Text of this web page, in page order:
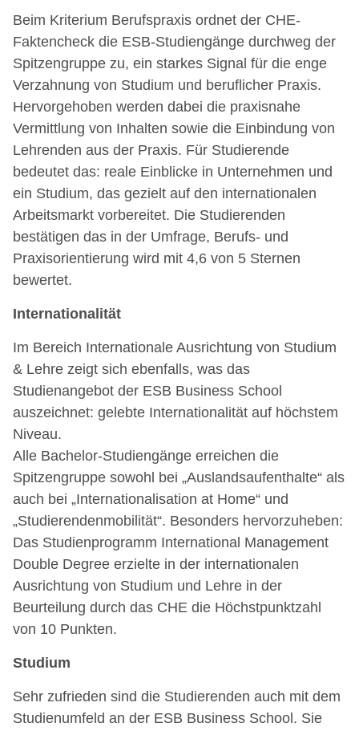
Beim Kriterium Berufspraxis ordnet der CHE-
Faktencheck die ESB-Studiengänge durchweg der
Spitzengruppe zu, ein starkes Signal für die enge
Verzahnung von Studium und beruflicher Praxis.
Hervorgehoben werden dabei die praxisnahe
Vermittlung von Inhalten sowie die Einbindung von
Lehrenden aus der Praxis. Für Studierende
bedeutet das: reale Einblicke in Unternehmen und
ein Studium, das gezielt auf den internationalen
Arbeitsmarkt vorbereitet. Die Studierenden
bestätigen das in der Umfrage, Berufs- und
Praxisorientierung wird mit 4,6 von 5 Sternen
bewertet.
Internationalität
Im Bereich Internationale Ausrichtung von Studium
& Lehre zeigt sich ebenfalls, was das
Studienangebot der ESB Business School
auszeichnet: gelebte Internationalität auf höchstem
Niveau.
Alle Bachelor-Studiengänge erreichen die
Spitzengruppe sowohl bei „Auslandsaufenthalte“ als
auch bei „Internationalisation at Home“ und
„Studierendenmobilität“. Besonders hervorzuheben:
Das Studienprogramm International Management
Double Degree erzielte in der internationalen
Ausrichtung von Studium und Lehre in der
Beurteilung durch das CHE die Höchstpunktzahl
von 10 Punkten.
Studium
Sehr zufrieden sind die Studierenden auch mit dem
Studienumfeld an der ESB Business School. Sie